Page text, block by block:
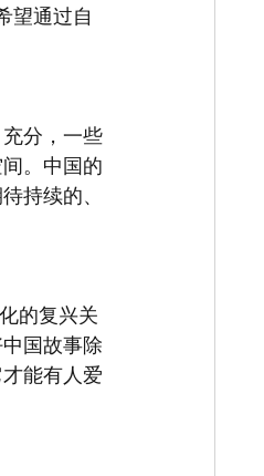
望通过自
分，一些
。中国的
持续的、
的复兴关
国故事除
能有人爱